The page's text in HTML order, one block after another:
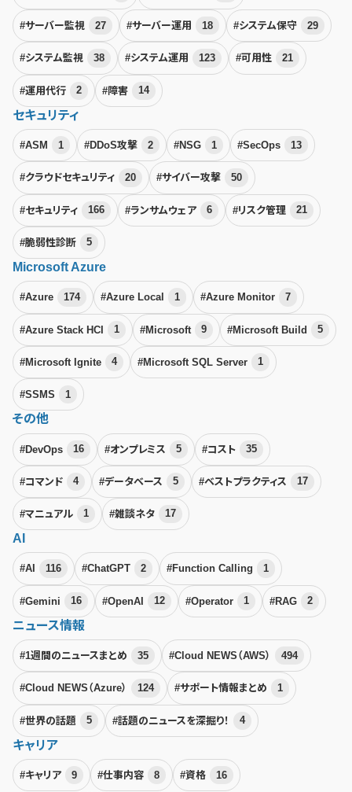
#サーバー監視 27 #サーバー運用 18 #システム保守 29
#システム監視 38 #システム運用 123 #可用性 21
#運用代行 2 #障害 14
セキュリティ
#ASM 1 #DDoS攻撃 2 #NSG 1 #SecOps 13
#クラウドセキュリティ 20 #サイバー攻撃 50
#セキュリティ 166 #ランサムウェア 6 #リスク管理 21
#脆弱性診断 5
Microsoft Azure
#Azure 174 #Azure Local 1 #Azure Monitor 7
#Azure Stack HCI 1 #Microsoft 9 #Microsoft Build 5
#Microsoft Ignite 4 #Microsoft SQL Server 1
#SSMS 1
その他
#DevOps 16 #オンプレミス 5 #コスト 35
#コマンド 4 #データベース 5 #ベストプラクティス 17
#マニュアル 1 #雑談ネタ 17
AI
#AI 116 #ChatGPT 2 #Function Calling 1
#Gemini 16 #OpenAI 12 #Operator 1 #RAG 2
ニュース情報
#1週間のニュースまとめ 35 #Cloud NEWS（AWS） 494
#Cloud NEWS（Azure） 124 #サポート情報まとめ 1
#世界の話題 5 #話題のニュースを深掘り！ 4
キャリア
#キャリア 9 #仕事内容 8 #資格 16